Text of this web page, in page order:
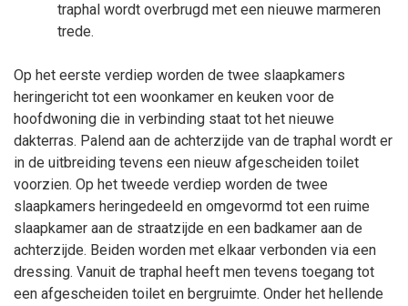
traphal wordt overbrugd met een nieuwe marmeren
trede.
Op het eerste verdiep worden de twee slaapkamers
heringericht tot een woonkamer en keuken voor de
hoofdwoning die in verbinding staat tot het nieuwe
dakterras. Palend aan de achterzijde van de traphal wordt er
in de uitbreiding tevens een nieuw afgescheiden toilet
voorzien. Op het tweede verdiep worden de twee
slaapkamers heringedeeld en omgevormd tot een ruime
slaapkamer aan de straatzijde en een badkamer aan de
achterzijde. Beiden worden met elkaar verbonden via een
dressing. Vanuit de traphal heeft men tevens toegang tot
een afgescheiden toilet en bergruimte. Onder het hellende